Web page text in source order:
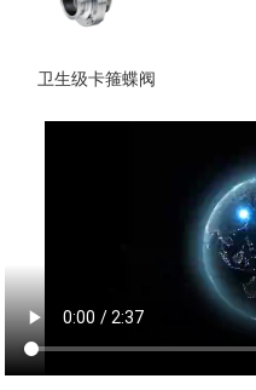
卫生级卡箍蝶阀